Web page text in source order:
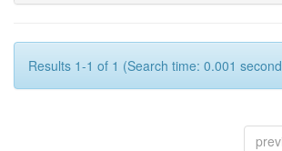
Results 1-1 of 1 (Search time: 0.001